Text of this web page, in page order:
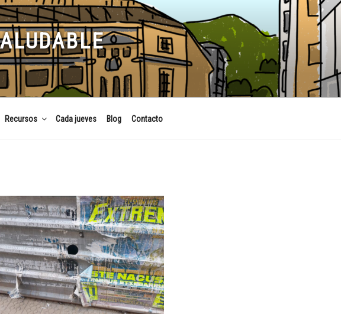
Recursos Cada jueves Blog Contacto